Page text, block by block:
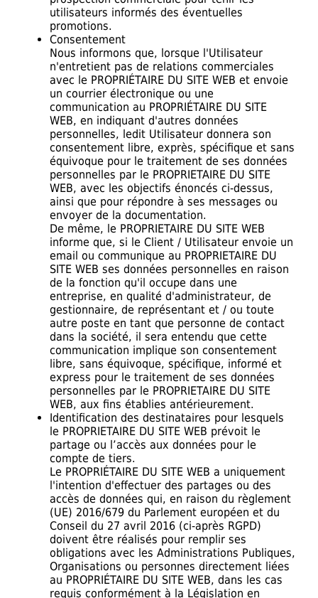
utilisateurs informés des éventuelles
promotions.
Consentement
Nous informons que, lorsque l'Utilisateur
n'entretient pas de relations commerciales
avec le PROPRIÉTAIRE DU SITE WEB et envoie
un courrier électronique ou une
communication au PROPRIÉTAIRE DU SITE
WEB, en indiquant d'autres données
personnelles, ledit Utilisateur donnera son
consentement libre, exprès, spécifique et sans
équivoque pour le traitement de ses données
personnelles par le PROPRIETAIRE DU SITE
WEB, avec les objectifs énoncés ci-dessus,
ainsi que pour répondre à ses messages ou
envoyer de la documentation.
De même, le PROPRIETAIRE DU SITE WEB
informe que, si le Client / Utilisateur envoie un
email ou communique au PROPRIETAIRE DU
SITE WEB ses données personnelles en raison
de la fonction qu'il occupe dans une
entreprise, en qualité d'administrateur, de
gestionnaire, de représentant et / ou toute
autre poste en tant que personne de contact
dans la société, il sera entendu que cette
communication implique son consentement
libre, sans équivoque, spécifique, informé et
express pour le traitement de ses données
personnelles par le PROPRIETAIRE DU SITE
WEB, aux fins établies antérieurement.
Identification des destinataires pour lesquels
le PROPRIETAIRE DU SITE WEB prévoit le
partage ou l’accès aux données pour le
compte de tiers.
Le PROPRIÉTAIRE DU SITE WEB a uniquement
l'intention d'effectuer des partages ou des
accès de données qui, en raison du règlement
(UE) 2016/679 du Parlement européen et du
Conseil du 27 avril 2016 (ci-après RGPD)
doivent être réalisés pour remplir ses
obligations avec les Administrations Publiques,
Organisations ou personnes directement liées
au PROPRIÉTAIRE DU SITE WEB, dans les cas
requis conformément à la Législation en